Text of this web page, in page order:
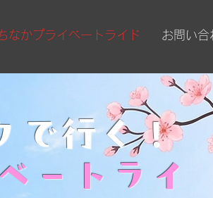
なかプライベートライド お問い合
で行く！
ートライ